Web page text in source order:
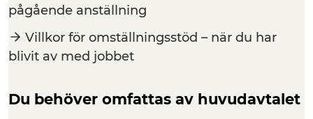
pågående anställning
Villkor för omställningsstöd – när du har
blivit av med jobbet
Du behöver omfattas av huvudavtalet